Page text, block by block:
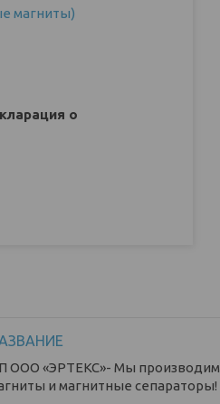
магниты)
о
ООО «ЭРТЕКС»- Мы производим
и магнитные сепараторы!